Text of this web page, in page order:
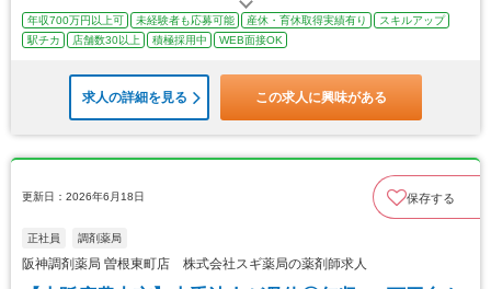
年収700万円以上可 未経験者も応募可能 産休・育休取得実績有り
スキルアップ
駅チカ
店舗数30以上 積極採用中 WEB面接OK
求人の詳細を見る この求人に興味がある
更新日：2026年6月18日 保存する
正社員 調剤薬局
阪神調剤薬局 曽根東町店 株式会社スギ薬局の薬剤師求人